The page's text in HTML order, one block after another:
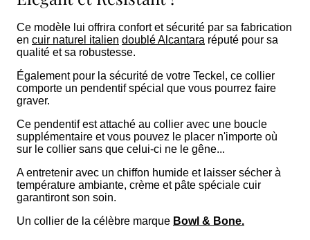
Ce modèle lui offrira confort et sécurité par sa fabrication
en cuir naturel italien doublé Alcantara réputé pour sa
qualité et sa robustesse.
Également pour la sécurité de votre Teckel, ce collier
comporte un pendentif spécial que vous pourrez faire
graver.
Ce pendentif est attaché au collier avec une boucle
supplémentaire et vous pouvez le placer n'importe où
sur le collier sans que celui-ci ne le gêne...
A entretenir avec un chiffon humide et laisser sécher à
température ambiante, crème et pâte spéciale cuir
garantiront son soin.
Un collier de la célèbre marque Bowl & Bone.